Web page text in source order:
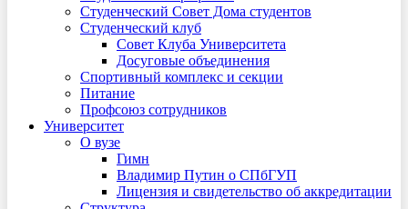
Студенческий Совет Дома студентов
Студенческий клуб
Совет Клуба Университета
Досуговые объединения
Спортивный комплекс и секции
Питание
Профсоюз сотрудников
Университет
О вузе
Гимн
Владимир Путин о СПбГУП
Лицензия и свидетельство об аккредитации